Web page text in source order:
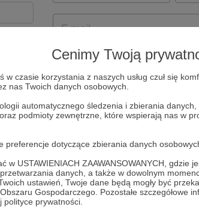
Cenimy Twoją
w czasie korzystania z naszych usług czuł się
nas Twoich danych osobowych.
automatycznego śledzenia i zbierania
podmioty zewnętrzne, które wspierają nas w
dotyczące zbierania danych
w USTAWIENIACH ZAAWANSOWANYCH, gdzie
danych, a także w dowolnym
ustawień, Twoje dane będą mogły być
Gospodarczego. Pozostałe szczegółowe
prywatności.
i
będą
z
prawo
Politykę Prywatności
* Wyrażam zgodę na
osobowych podanych w
prawidłowego świadczenia usług